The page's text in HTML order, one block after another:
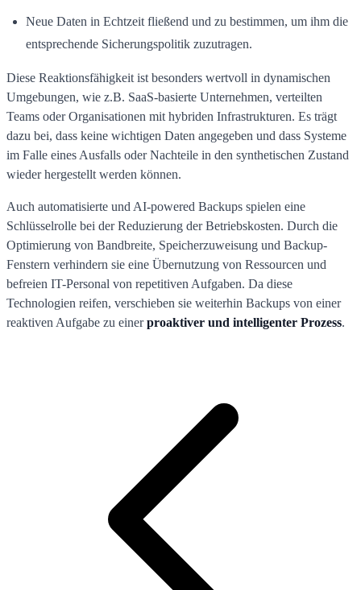
Neue Daten in Echtzeit fließend und zu bestimmen, um ihm die
entsprechende Sicherungspolitik zuzutragen.
Diese Reaktionsfähigkeit ist besonders wertvoll in dynamischen
Umgebungen, wie z.B. SaaS-basierte Unternehmen, verteilten
Teams oder Organisationen mit hybriden Infrastrukturen. Es trägt
dazu bei, dass keine wichtigen Daten angegeben und dass Systeme
im Falle eines Ausfalls oder Nachteile in den synthetischen Zustand
wieder hergestellt werden können.
Auch automatisierte und AI-powered Backups spielen eine
Schlüsselrolle bei der Reduzierung der Betriebskosten. Durch die
Optimierung von Bandbreite, Speicherzuweisung und Backup-
Fenstern verhindern sie eine Übernutzung von Ressourcen und
befreien IT-Personal von repetitiven Aufgaben. Da diese
Technologien reifen, verschieben sie weiterhin Backups von einer
reaktiven Aufgabe zu einerproaktiver und intelligenter Prozess.